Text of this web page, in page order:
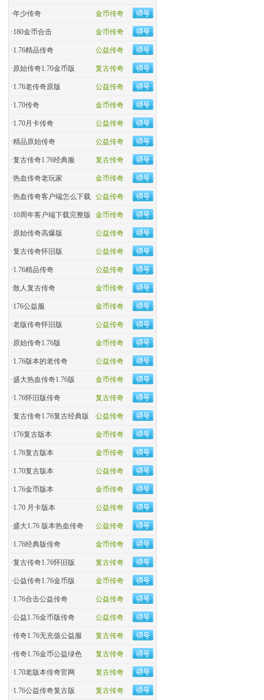
金币传奇
·年少传奇
金币传奇
·180金币合击
公益传奇
·​1.76精品传奇
复古传奇
·原始传奇1.70金币版
公益传奇
·1.76老传奇原版
金币传奇
·1.70传奇
公益传奇
·1.70月卡传奇
公益传奇
·精品原始传奇
复古传奇
·复古传奇1.76经典服
金币传奇
·热血传奇老玩家
公益传奇
·热血传奇客户端怎么下载
金币传奇
·10周年客户端下载完整版
公益传奇
·原始传奇高爆版
公益传奇
·复古传奇怀旧版
公益传奇
·1.76精品传奇
金币传奇
·散人复古传奇
金币传奇
·176公益服
公益传奇
·老版传奇怀旧版
金币传奇
·原始传奇1.76版
公益传奇
·1.76版本的老传奇
金币传奇
·盛大热血传奇1.76版
复古传奇
·1.76怀旧版传奇
公益传奇
·复古传奇1.76复古经典版
金币传奇
·176复古版本
金币传奇
·1.76复古版本
公益传奇
·1.70复古版本
金币传奇
·1.76金币版本
公益传奇
·1.70 月卡版本
公益传奇
·盛大1.76 版本热血传奇
金币传奇
·​1.76经典版传奇
复古传奇
·复古传奇1.76怀旧版
金币传奇
·​公益传奇1.76金币版
公益传奇
·1.76合击公益传奇
公益传奇
·公益1.76金币版传奇
复古传奇
·传奇1.76无充值公益服
复古传奇
·传奇1.76金币公益绿色
复古传奇
·1.70老版本传奇官网
复古传奇
·1.76公益传奇复古版